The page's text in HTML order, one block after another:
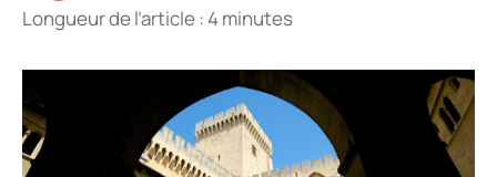
Longueur de l’article : 4 minutes